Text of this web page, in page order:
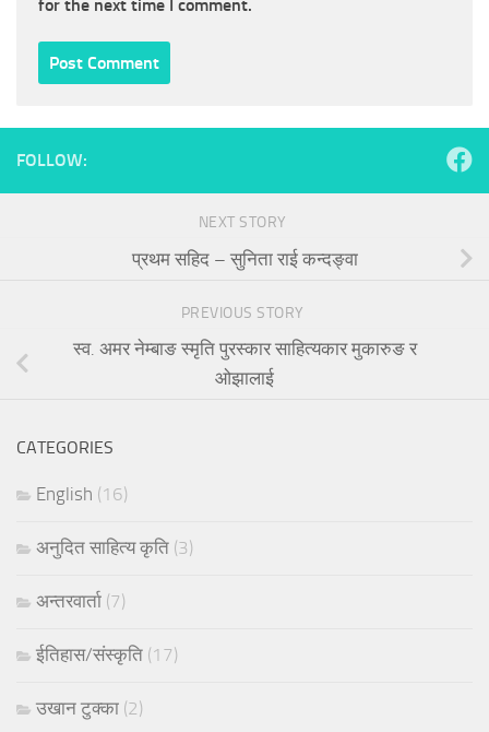
for the next time I comment.
FOLLOW:
NEXT STORY
प्रथम सहिद – सुनिता राई कन्दङ्वा
PREVIOUS STORY
स्व. अमर नेम्बाङ स्मृति पुरस्कार साहित्यकार मुकारुङ र
ओझालाई
CATEGORIES
English (16)
अनुदित साहित्य कृति (3)
अन्तरवार्ता (7)
ईतिहास/संस्कृति (17)
उखान टुक्का (2)